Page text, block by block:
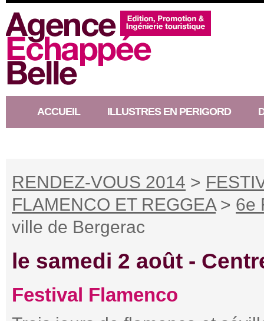
ACCUEIL ILLUSTRES EN PERIGORD
RENDEZ-VOUS 2014 >
FLAMENCO ET REGGEA> 6e
ville de Bergerac
le samedi 2 août -
Festival Flamenco